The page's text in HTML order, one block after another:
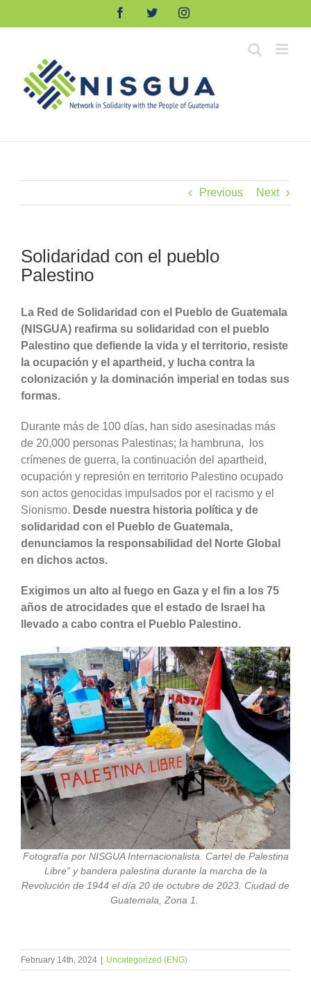
FacebookTwitterInstagram
Previous Next
Solidaridad con el pueblo
Palestino
La Red de Solidaridad con el Pueblo de Guatemala
(NISGUA) reafirma su solidaridad con el pueblo
Palestino que defiende la vida y el territorio, resiste
la ocupación y el apartheid, y lucha contra la
colonización y la dominación imperial en todas sus
formas.
Durante más de 100 días, han sido asesinadas más
de 20,000 personas Palestinas; la hambruna, los
crímenes de guerra, la continuación del apartheid,
ocupación y represión en territorio Palestino ocupado
son actos genocidas impulsados por el racismo y el
Sionismo. Desde nuestra historia política y de
solidaridad con el Pueblo de Guatemala,
denunciamos la responsabilidad del Norte Global
en dichos actos.
Exigimos un alto al fuego en Gaza y el fin a los 75
años de atrocidades que el estado de Israel ha
llevado a cabo contra el Pueblo Palestino.
Fotografía por NISGUA Internacionalista. Cartel de Palestina
Libre” y bandera palestina durante la marcha de la
Revolución de 1944 el día 20 de octubre de 2023. Ciudad de
Guatemala, Zona 1.
February 14th, 2024 Uncategorized (ENG)